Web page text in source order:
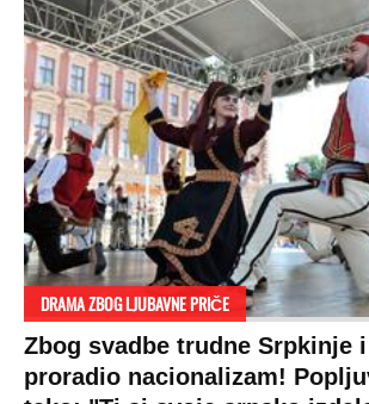
DRAMA ZBOG LJUBAVNE PRIČE
Zbog svadbe trudne Srpkinje
proradio nacionalizam!